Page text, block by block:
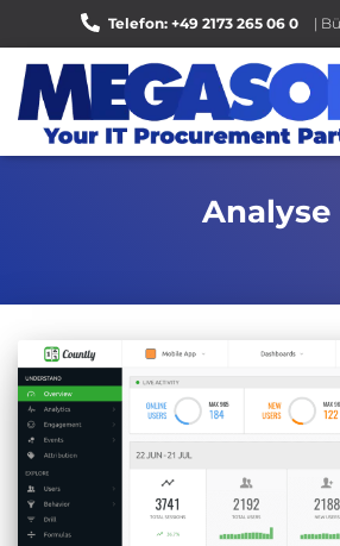
Telefon: +49 2173 265 06 0 |
Bewerten Sie uns auf
Analyse